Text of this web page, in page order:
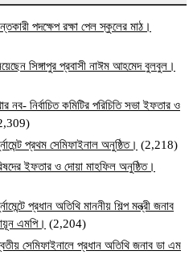
পদক্ষেপ রক্ষা পেল স্কুলের মাঠ।
সিঙ্গাপুর প্রবাসী নাঈম আহমেদ বুলবুল।
নব- নির্বাচিত কমিটির পরিচিতি সভা ইফতার ও
প্রথম সেমিফাইনাল অনুষ্ঠিত। (2,218)
ইফতার ও দোয়া মাহফিল অনুষ্ঠিত।
প্রধান অতিথি মাননীয় শিল্প মন্ত্রী জনাব
এমপি। (2,204)
সেমিফাইনালে প্রধান অতিথি জনাব ডা এম